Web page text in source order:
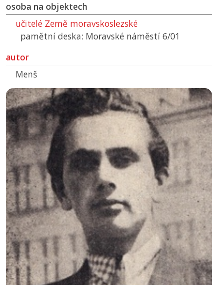
osoba na objektech
učitelé Země moravskoslezské
pamětní deska: Moravské náměstí 6/01
autor
Menš